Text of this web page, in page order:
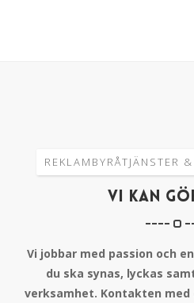
REKLAMBYRÅTJÄNSTER
VI KAN
Vi jobbar med passion och
du ska synas, lyckas
verksamhet. Kontakten med